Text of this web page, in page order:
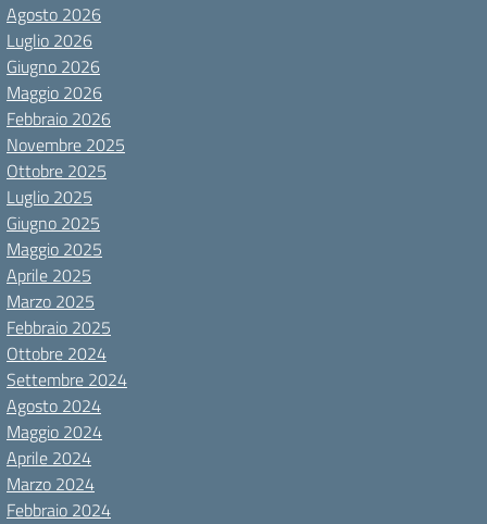
Agosto 2026
Luglio 2026
Giugno 2026
Maggio 2026
Febbraio 2026
Novembre 2025
Ottobre 2025
Luglio 2025
Giugno 2025
Maggio 2025
Aprile 2025
Marzo 2025
Febbraio 2025
Ottobre 2024
Settembre 2024
Agosto 2024
Maggio 2024
Aprile 2024
Marzo 2024
Febbraio 2024